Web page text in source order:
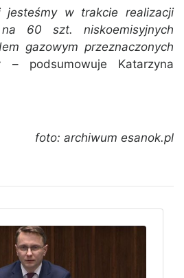
jesteśmy w trakcie realizacji
60 szt. niskoemisyjnych
gazowym przeznaczonych
– podsumowuje Katarzyna
foto: archiwum esanok.pl